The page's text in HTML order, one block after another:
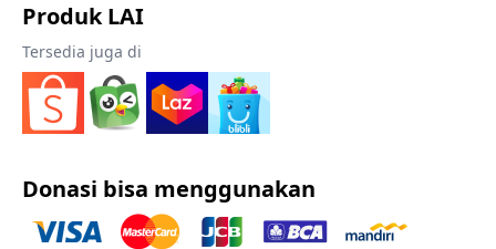
Produk LAI
Tersedia juga di
Donasi bisa menggunakan